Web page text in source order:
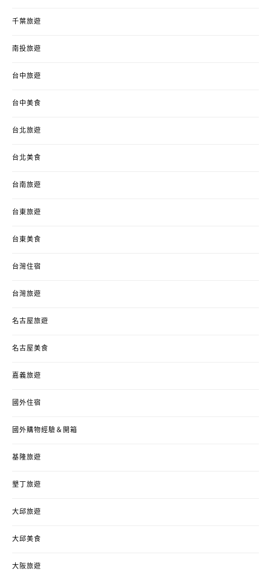
千葉旅遊
南投旅遊
台中旅遊
台中美食
台北旅遊
台北美食
台南旅遊
台東旅遊
台東美食
台灣住宿
台灣旅遊
名古屋旅遊
名古屋美食
嘉義旅遊
國外住宿
國外購物經驗＆開箱
基隆旅遊
墾丁旅遊
大邱旅遊
大邱美食
大阪旅遊